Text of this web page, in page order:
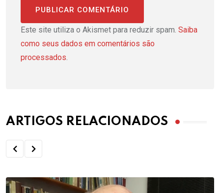
Este site utiliza o Akismet para reduzir spam. Saiba
como seus dados em comentários são
processados.
ARTIGOS RELACIONADOS